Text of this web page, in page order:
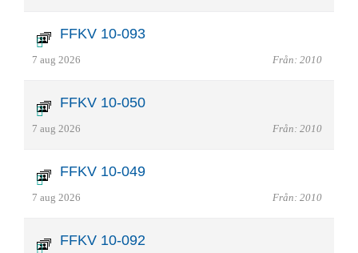
FFKV 10-093
7 aug 2026 Från: 2010
FFKV 10-050
7 aug 2026 Från: 2010
FFKV 10-049
7 aug 2026 Från: 2010
FFKV 10-092